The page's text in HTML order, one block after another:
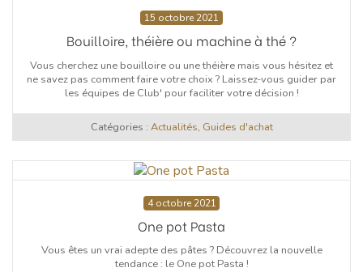
15 octobre 2021
Bouilloire, théière ou machine à thé ?
Vous cherchez une bouilloire ou une théière mais vous hésitez et
ne savez pas comment faire votre choix ? Laissez-vous guider par
les équipes de Club' pour faciliter votre décision !
Catégories : Actualités, Guides d'achat
4 octobre 2021
One pot Pasta
Vous êtes un vrai adepte des pâtes ? Découvrez la nouvelle
tendance : le One pot Pasta !